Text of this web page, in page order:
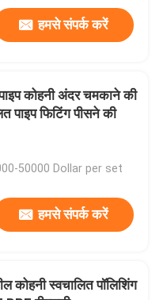
हमसे संपर्क करें
कोहनी अंदर चमकाने की
पाइप फिटिंग पीसने की
50000 Dollar per set
हमसे संपर्क करें
कोहनी स्वचालित पॉलिशिंग